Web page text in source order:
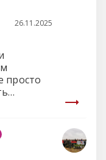
26.11.2025
просто